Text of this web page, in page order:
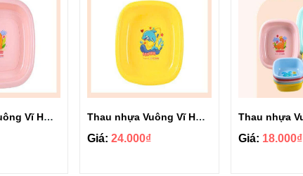
Thau nhựa Vuông Vĩ Hưng có bông 4T8 6695B Thau nhựa Vuông Vĩ Hưng có bông 4T2 6694B
Giá: 24.000₫ Giá: 18.000₫